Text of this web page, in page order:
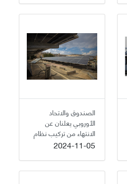
من القنصلية البريطانية
الصندوق والاتحاد
الأوروبي يعلنان عن
الانتهاء من تركيب نظام
طاقة شمسية في
الأرثوذكسي العربي في
القدس
2024-11-05